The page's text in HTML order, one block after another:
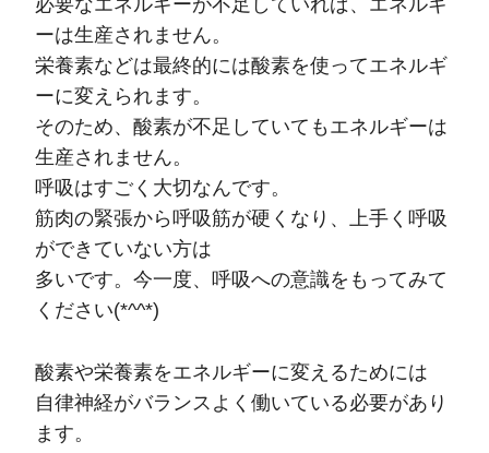
必要なエネルギーが不足していれば、エネルギ
ーは生産されません。
栄養素などは最終的には酸素を使ってエネルギ
ーに変えられます。
そのため、酸素が不足していてもエネルギーは
生産されません。
呼吸はすごく大切なんです。
筋肉の緊張から呼吸筋が硬くなり、上手く呼吸
ができていない方は
多いです。今一度、呼吸への意識をもってみて
ください(*^^*)
酸素や栄養素をエネルギーに変えるためには
自律神経がバランスよく働いている必要があり
ます。